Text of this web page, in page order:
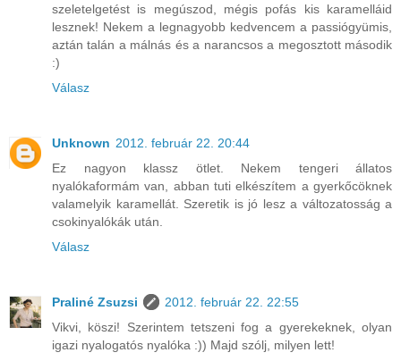
szeletelgetést is megúszod, mégis pofás kis karamelláid
lesznek! Nekem a legnagyobb kedvencem a passiógyümis,
aztán talán a málnás és a narancsos a megosztott második
:)
Válasz
Unknown 2012. február 22. 20:44
Ez nagyon klassz ötlet. Nekem tengeri állatos
nyalókaformám van, abban tuti elkészítem a gyerkőcöknek
valamelyik karamellát. Szeretik is jó lesz a változatosság a
csokinyalókák után.
Válasz
Praliné Zsuzsi
2012. február 22. 22:55
Vikvi, köszi! Szerintem tetszeni fog a gyerekeknek, olyan
igazi nyalogatós nyalóka :)) Majd szólj, milyen lett!